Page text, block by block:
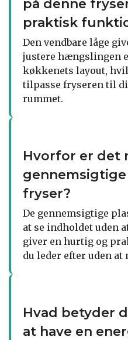
på denne
praktisk
Den vendbare låge
justere hængslingen
køkkenets layout,
tilpasse fryseren til
rummet.
Hvorfor er det
fryser?
De gennemsigtige
at se indholdet uden
giver en hurtig og
du leder efter uden
Hvad betyder
at have en